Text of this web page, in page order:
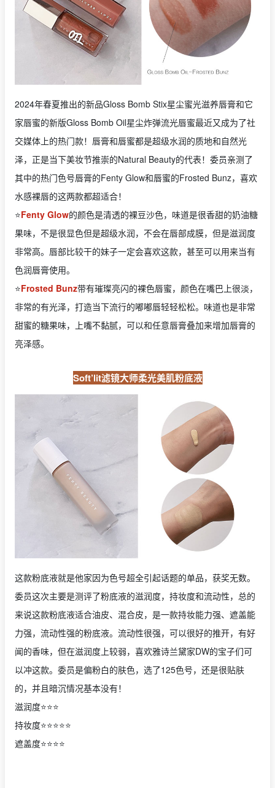
2024年春夏推出的新品Gloss Bomb Stix星尘蜜光滋养唇膏和它
家唇蜜的新版Gloss Bomb Oil星尘炸弹流光唇蜜最近又成为了社
交媒体上的热门款！唇膏和唇蜜都是超级水润的质地和自然光
泽，正是当下美妆节推崇的Natural Beauty的代表！委员亲测了
其中的热门色号唇膏的Fenty Glow和唇蜜的Frosted Bunz，喜欢
水感裸唇的这两款都超适合！
⭐️Fenty Glow的颜色是清透的裸豆沙色，味道是很香甜的奶油糖
果味，不是很显色但是超级水润，不会在唇部成膜，但是滋润度
非常高。唇部比较干的妹子一定会喜欢这款，甚至可以用来当有
色润唇膏使用。
⭐️Frosted Bunz带有璀璨亮闪的裸色唇蜜，颜色在嘴巴上很淡，
非常的有光泽，打造当下流行的嘟嘟唇轻轻松松。味道也是非常
甜蜜的糖果味，上嘴不黏腻，可以和任意唇膏叠加来增加唇膏的
亮泽感。
Soft’lit滤镜大师柔光美肌粉底液
这款粉底液就是他家因为色号超全引起话题的单品，获奖无数。
委员这次主要是测评了粉底液的滋润度，持妆度和流动性，总的
来说这款粉底液适合油皮、混合皮，是一款持妆能力强、遮盖能
力强，流动性强的粉底液。流动性很强，可以很好的推开，有好
闻的香味，但在滋润度上较弱，喜欢雅诗兰黛家DW的宝子们可
以冲这款。委员是偏粉白的肤色，选了125色号，还是很贴肤
的，并且暗沉情况基本没有！
滋润度⭐️⭐️⭐️
持妆度⭐️⭐️⭐️⭐️⭐️
遮盖度⭐️⭐️⭐️⭐️